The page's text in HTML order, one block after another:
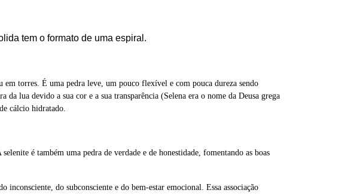
tem o formato de uma espiral.
em torres. É uma pedra leve, um pouco flexível e com pouca dureza sendo
lua devido a sua cor e a sua transparência (Selena era o nome da Deusa grega
cálcio hidratado.
é também uma pedra de verdade e de honestidade, fomentando as boas
do subconsciente e do bem-estar emocional. Essa associação